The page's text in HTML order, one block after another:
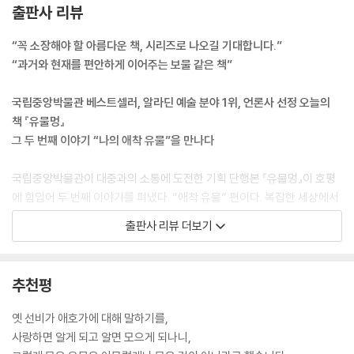
오성 이항복의 초상화를 보며 상상했다.
‘조선시대에도 포카가 있었다면?’
는 모습을 떠올리기만 해도 웃음이 난다.
- YOUR IDOL〈이항복 초상〉
대량 생산된, 똑같은 형태의 물건 말이지요.
한국의 기와는 다릅니다. 각각 손으로 빚어지고 고유한 문양을 지니고 있
어,
그 자체로 하나의 예술이자 공예품입니다.
그날 이후로 한옥의 지붕을 바라볼 때마다,
- 기와가 알려준 것〈짐승얼굴무늬 수막새〉
가만히 살펴보면 그 작은 기와 조각 안에 고구려, 백제, 신라 삼국의 특징들
이 보란 듯이 담겨 있는 모습에 마음이 움직이곤 합니다. 마치 당시의 감정
출판사 리뷰
“꼭 소장해야 할 아름다운 책, 시리즈로 나오길 기대합니다.”
“과거와 현재를 편안하게 이어주는 보물 같은 책”
국립중앙박물관 베스트셀러, 알라딘 예술 분야 1위, 언론사 선정 오늘의
책 『유물멍』
그 두 번째 이야기 “나의 애착 유물”을 만나다
국립중앙박물관이 대중과의 소통에 도전한 기획 단행본 『유물멍』이 호평
에 힘입어 두 번째 이야기를 펴냈다. “애착 유물” 편이다. 복잡한 세상에서
가만히 쉬어가는 시간은 더없이 소중한 법. 어려운 용어와 지식 대신 짧은
감상평과 큰 유물 사진으로 온전한 몰입을 강조한 전작의 매력은 여전하
원고를 모집했다. 5만여 점의 물건 중에서 관람객과 큐레이터가 고른 ‘단
하나’는 무엇이고 그 이유는 무엇일까?
조선시대 선비들의 포토 카드에서
출판사 리뷰 더보기
추천평
옛 선비가 애호가에 대해 말하기를,
사랑하면 알게 되고 알면 모으게 되나니,